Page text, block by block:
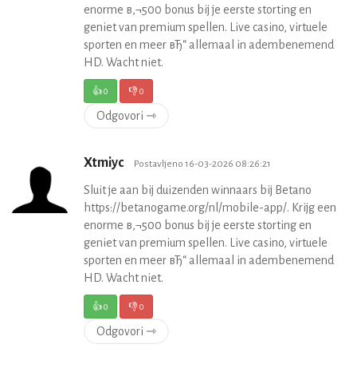
enorme в‚¬500 bonus bij je eerste storting en
geniet van premium spellen. Live casino, virtuele
sporten en meer вЂ“ allemaal in adembenemend
HD. Wacht niet.
👍0 👎0
Odgovori ⇾
Xtmiyc Postavljeno 16-03-2026 08:26:21
Sluit je aan bij duizenden winnaars bij Betano
https://betanogame.org/nl/mobile-app/. Krijg een
enorme в‚¬500 bonus bij je eerste storting en
geniet van premium spellen. Live casino, virtuele
sporten en meer вЂ“ allemaal in adembenemend
HD. Wacht niet.
👍0 👎0
Odgovori ⇾